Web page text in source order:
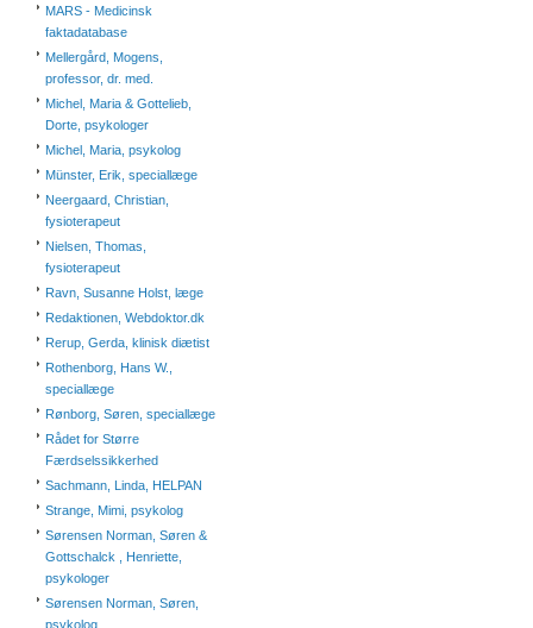
MARS - Medicinsk
faktadatabase
Mellergård, Mogens,
professor, dr. med.
Michel, Maria & Gottelieb,
Dorte, psykologer
Michel, Maria, psykolog
Münster, Erik, speciallæge
Neergaard, Christian,
fysioterapeut
Nielsen, Thomas,
fysioterapeut
Ravn, Susanne Holst, læge
Redaktionen, Webdoktor.dk
Rerup, Gerda, klinisk diætist
Rothenborg, Hans W.,
speciallæge
Rønborg, Søren, speciallæge
Rådet for Større
Færdselssikkerhed
Sachmann, Linda, HELPAN
Strange, Mimi, psykolog
Sørensen Norman, Søren &
Gottschalck , Henriette,
psykologer
Sørensen Norman, Søren,
psykolog